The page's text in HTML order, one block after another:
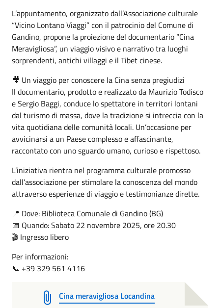
L’appuntamento, organizzato dall’Associazione culturale
“Vicino Lontano Viaggi” con il patrocinio del Comune di
Gandino, propone la proiezione del documentario “Cina
Meravigliosa”, un viaggio visivo e narrativo tra luoghi
sorprendenti, antichi villaggi e il Tibet cinese.
🎥 Un viaggio per conoscere la Cina senza pregiudizi
Il documentario, prodotto e realizzato da Maurizio Todisco
e Sergio Baggi, conduce lo spettatore in territori lontani
dal turismo di massa, dove la tradizione si intreccia con la
vita quotidiana delle comunità locali. Un’occasione per
avvicinarsi a un Paese complesso e affascinante,
raccontato con uno sguardo umano, curioso e rispettoso.
L’iniziativa rientra nel programma culturale promosso
dall’associazione per stimolare la conoscenza del mondo
attraverso esperienze di viaggio e testimonianze dirette.
📍 Dove: Biblioteca Comunale di Gandino (BG)
📅 Quando: Sabato 22 novembre 2025, ore 20.30
🎬 Ingresso libero
Per informazioni:
📞 +39 329 561 4116
Cina meravigliosa Locandina